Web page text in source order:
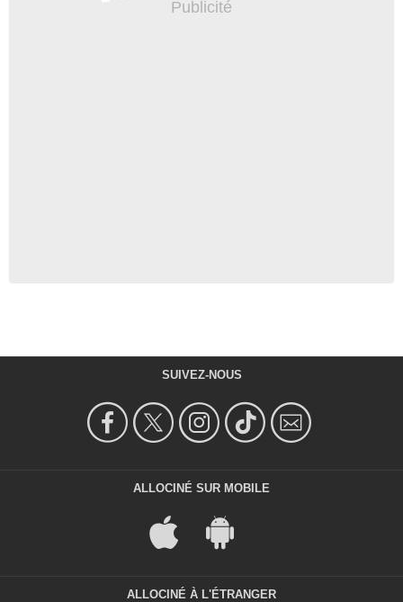
SUIVEZ-NOUS
ALLOCINÉ SUR MOBILE
ALLOCINÉ À L'ÉTRANGER